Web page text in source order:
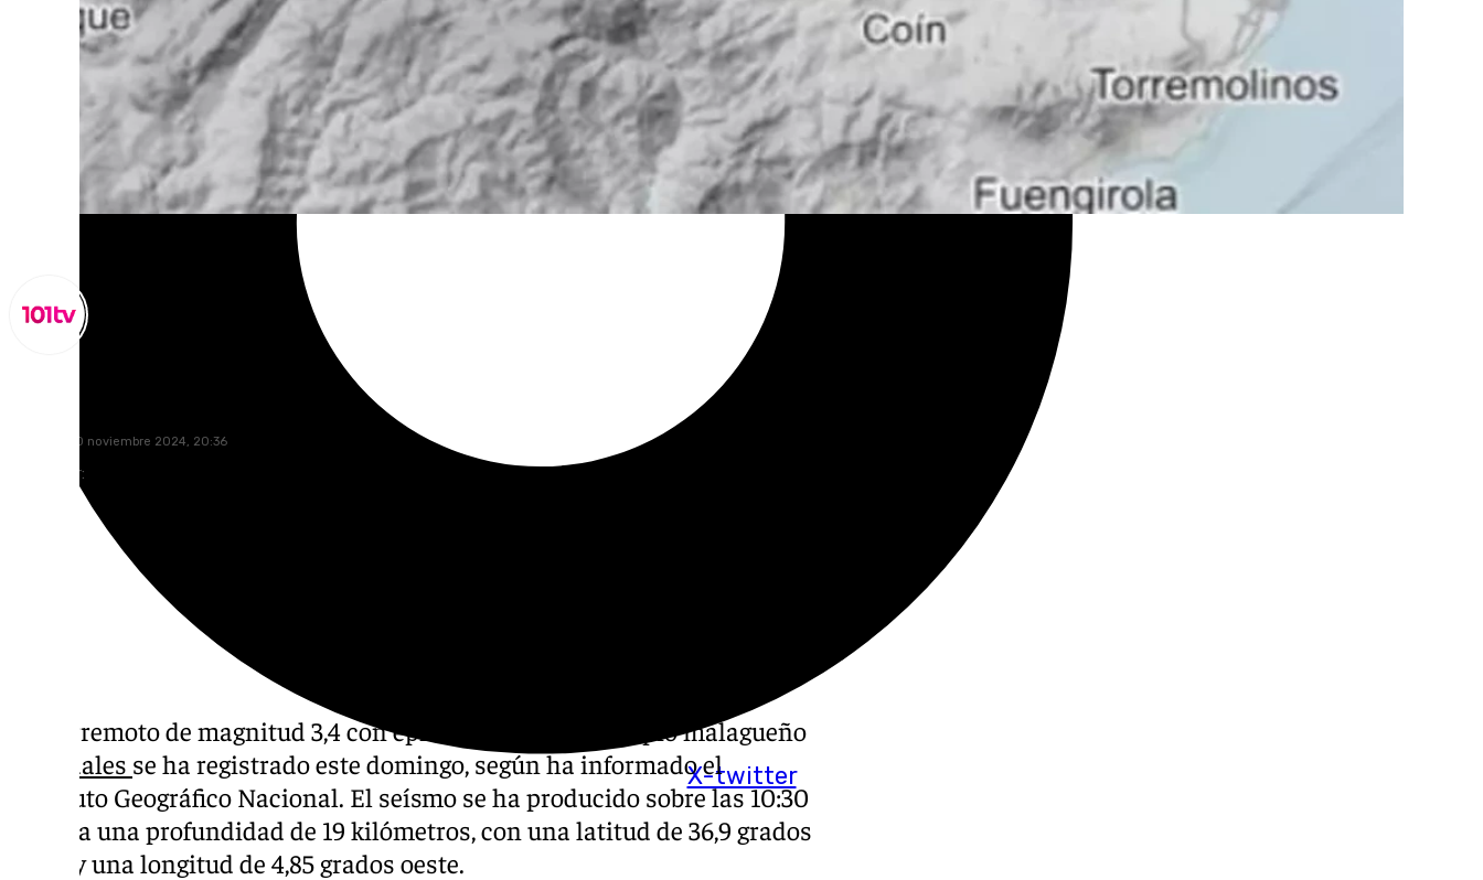
X-twitter
domingo, 10 noviembre 2024, 20:36
Compartir:
Un terremoto de magnitud 3,4 con epicentro en el municipio malagueño
Ardales se ha registrado este domingo, según ha informado el
Instituto Geográfico Nacional. El seísmo se ha producido sobre las 10:30
horas a una profundidad de 19 kilómetros, con una latitud de 36,9 grados
norte y una longitud de 4,85 grados oeste.